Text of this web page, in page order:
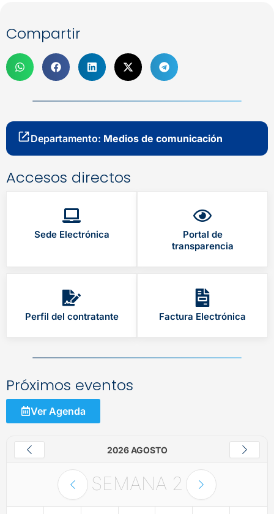
Compartir
Departamento: Medios de comunicación
Accesos directos
Sede Electrónica
Portal de
transparencia
Perfil del contratante Factura Electrónica
Próximos eventos
Ver Agenda
2026 AGOSTO
SEMANA 2